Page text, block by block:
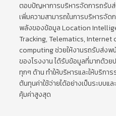
ตอบปัญหาการบริหารจัดการถรับ
เพิ่มความสามารถในการบริหารจั
พลังของข้อมูล Location
Tracking, Telematics, Internet
computing ช่วยให้งานรถรับส่งพ
ของโรงงาน ได้รับข้อมูลที่มากด้วย
ทุกๆ ด้าน ทำให้บริหารและให้บริกา
ต้นทุนค่าใช้จ่ายได้อย่างเป็นระบบแ
คุ้มค่าสูงสุด